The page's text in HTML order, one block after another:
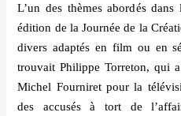
L’un des thèmes abordés dans
édition de la Journée de la Cré
divers adaptés en film ou en s
trouvait Philippe Torreton, qui
Michel Fourniret pour la télé
des accusésà tort de l’